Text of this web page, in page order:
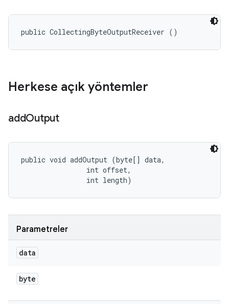
public CollectingByteOutputReceiver ()
Herkese açık yöntemler
addOutput
public void addOutput (byte[] data,
                int offset,
                int length)
Parametreler
data
byte